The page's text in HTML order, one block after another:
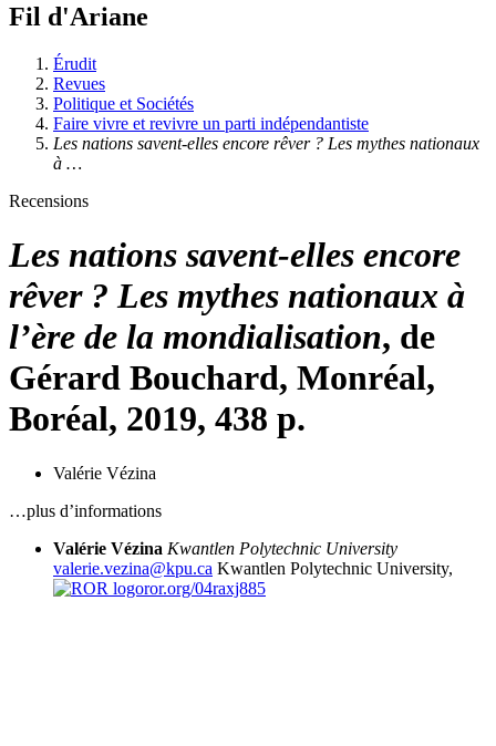
Fil d'Ariane
Érudit
Revues
Politique et Sociétés
Faire vivre et revivre un parti indépendantiste
Les nations savent-elles encore rêver ? Les mythes nationaux
à …
Recensions
Les nations savent-elles encore
rêver ? Les mythes nationaux à
l’ère de la mondialisation, de
Gérard Bouchard, Monréal,
Boréal, 2019, 438 p.
Valérie Vézina
…plus d’informations
Valérie Vézina Kwantlen Polytechnic University
valerie.vezina@kpu.ca Kwantlen Polytechnic University,
ror.org/04raxj885